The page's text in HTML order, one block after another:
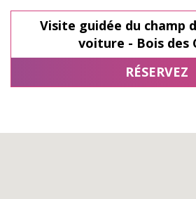
Visite guidée du champ
voiture - Bois des
RÉSERVEZ